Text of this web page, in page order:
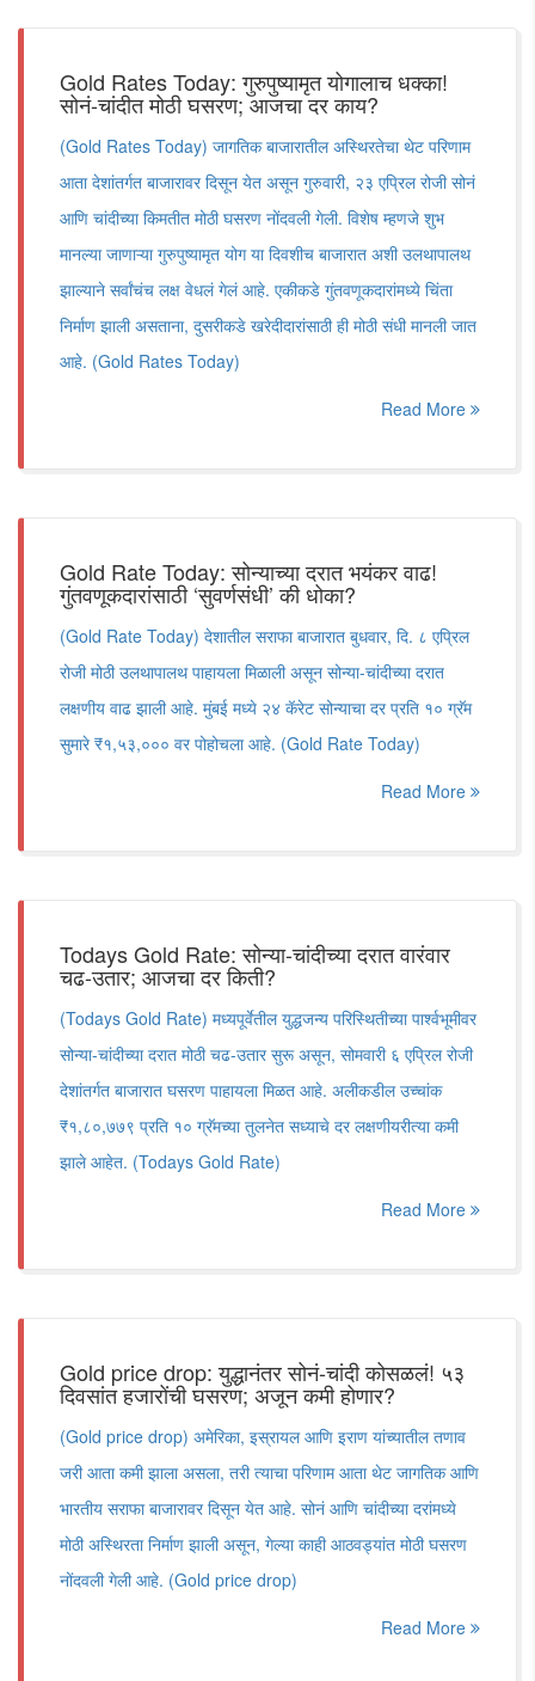
Gold Rates Today: गुरुपुष्यामृत योगालाच धक्का!
सोनं-चांदीत मोठी घसरण; आजचा दर काय?
(Gold Rates Today) जागतिक बाजारातील अस्थिरतेचा थेट परिणाम
आता देशांतर्गत बाजारावर दिसून येत असून गुरुवारी, २३ एप्रिल रोजी सोनं
आणि चांदीच्या किमतीत मोठी घसरण नोंदवली गेली. विशेष म्हणजे शुभ
मानल्या जाणाऱ्या गुरुपुष्यामृत योग या दिवशीच बाजारात अशी उलथापालथ
झाल्याने सर्वांचंच लक्ष वेधलं गेलं आहे. एकीकडे गुंतवणूकदारांमध्ये चिंता
निर्माण झाली असताना, दुसरीकडे खरेदीदारांसाठी ही मोठी संधी मानली जात
आहे. (Gold Rates Today)
Read More
Gold Rate Today: सोन्याच्या दरात भयंकर वाढ!
गुंतवणूकदारांसाठी ‘सुवर्णसंधी’ की धोका?
(Gold Rate Today) देशातील सराफा बाजारात बुधवार, दि. ८ एप्रिल
रोजी मोठी उलथापालथ पाहायला मिळाली असून सोन्या-चांदीच्या दरात
लक्षणीय वाढ झाली आहे. मुंबई मध्ये २४ कॅरेट सोन्याचा दर प्रति १० ग्रॅम
सुमारे ₹१,५३,००० वर पोहोचला आहे. (Gold Rate Today)
Read More
Todays Gold Rate: सोन्या-चांदीच्या दरात वारंवार
चढ-उतार; आजचा दर किती?
(Todays Gold Rate) मध्यपूर्वेतील युद्धजन्य परिस्थितीच्या पार्श्वभूमीवर
सोन्या-चांदीच्या दरात मोठी चढ-उतार सुरू असून, सोमवारी ६ एप्रिल रोजी
देशांतर्गत बाजारात घसरण पाहायला मिळत आहे. अलीकडील उच्चांक
₹१,८०,७७९ प्रति १० ग्रॅमच्या तुलनेत सध्याचे दर लक्षणीयरीत्या कमी
झाले आहेत. (Todays Gold Rate)
Read More
Gold price drop: युद्धानंतर सोनं-चांदी कोसळलं! ५३
दिवसांत हजारोंची घसरण; अजून कमी होणार?
(Gold price drop) अमेरिका, इस्रायल आणि इराण यांच्यातील तणाव
जरी आता कमी झाला असला, तरी त्याचा परिणाम आता थेट जागतिक आणि
भारतीय सराफा बाजारावर दिसून येत आहे. सोनं आणि चांदीच्या दरांमध्ये
मोठी अस्थिरता निर्माण झाली असून, गेल्या काही आठवड्यांत मोठी घसरण
नोंदवली गेली आहे. (Gold price drop)
Read More